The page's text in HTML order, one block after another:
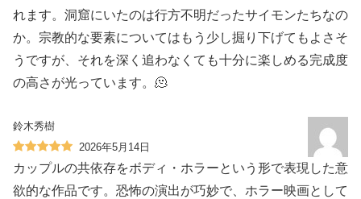
れます。洞窟にいたのは行方不明だったサイモンたちなの
か。宗教的な要素についてはもう少し掘り下げてもよさそ
うですが、それを深く追わなくても十分に楽しめる完成度
の高さが光っています。🫠
鈴木秀樹
2026年5月14日
カップルの共依存をボディ・ホラーという形で表現した意
欲的な作品です。恐怖の演出が巧妙で、ホラー映画として